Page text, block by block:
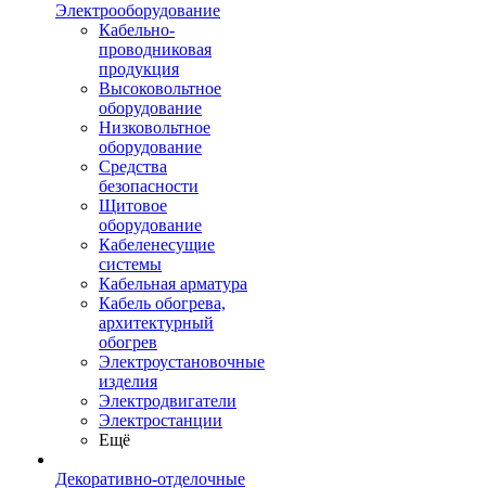
Электрооборудование
Кабельно-
проводниковая
продукция
Высоковольтное
оборудование
Низковольтное
оборудование
Средства
безопасности
Щитовое
оборудование
Кабеленесущие
системы
Кабельная арматура
Кабель обогрева,
архитектурный
обогрев
Электроустановочные
изделия
Электродвигатели
Электростанции
Ещё
Декоративно-отделочные